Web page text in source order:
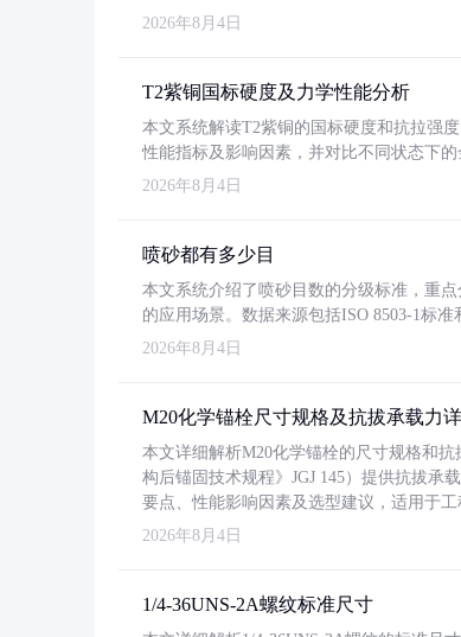
2026年8月4日
T2紫铜国标硬度及力学性能分析
本文系统解读T2紫铜的国标硬度和抗拉强
性能指标及影响因素，并对比不同状态下
2026年8月4日
喷砂都有多少目
本文系统介绍了喷砂目数的分级标准，重
的应用场景。数据来源包括ISO 8503-1标
2026年8月4日
M20化学锚栓尺寸规格及抗拔承载力
本文详细解析M20化学锚栓的尺寸规格和
构后锚固技术规程》JGJ 145）提供抗拔承
要点、性能影响因素及选型建议，适用于工
2026年8月4日
1/4-36UNS-2A螺纹标准尺寸